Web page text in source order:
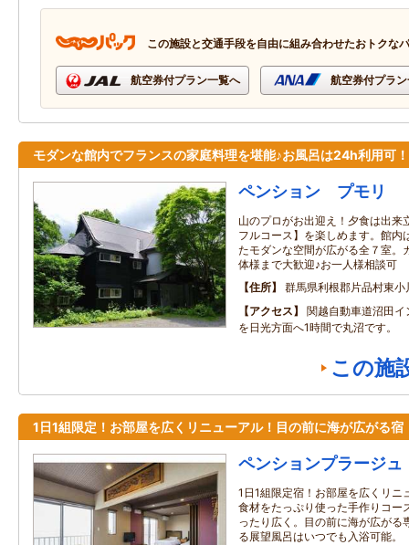
この施設と交通手段を自由に組み合わせたおトクな
航空券付プラン一覧へ 航空券付プラ
モダンな館内でフランスの家庭料理を堪能♪お風呂は24h利用可！
ペンション プモリ
山のプロがお出迎え！夕食は出来
フルコース】を楽しめます。館内
たモダンな空間が広がる全７室。
体様まで大歓迎♪お一人様相談可
住所
群馬県利根郡片品村東小
アクセス
関越自動車道沼田
を日光方面へ1時間で丸沼です。
この施
1日1組限定！お部屋を広くリニューアル！目の前に海が広がる宿
ペンションプラージュ
1日1組限定宿！お部屋を広くリニ
食材をたっぷり使った手作りコ
ったり広く。目の前に海が広がる
る展望風呂はいつでも入浴可能。